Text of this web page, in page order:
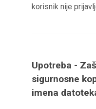
korisnik nije
Upotreba -
sigurnosne
imena